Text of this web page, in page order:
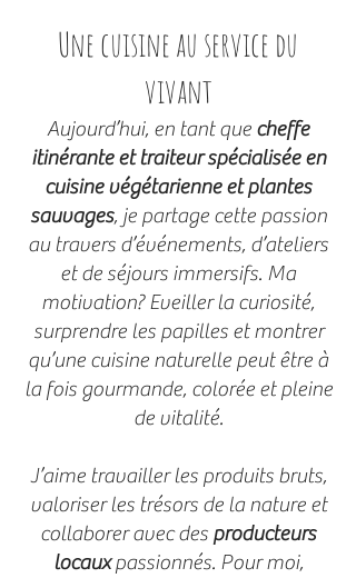
Une cuisine au service du
vivant
Aujourd’hui, en tant que cheffe
itinérante et traiteur spécialisée en
cuisine végétarienne et plantes
sauvages, je partage cette passion
au travers d’événements, d’ateliers
et de séjours immersifs. Ma
motivation? Eveiller la curiosité,
surprendre les papilles et montrer
qu’une cuisine naturelle peut être à
la fois gourmande, colorée et pleine
de vitalité.
J’aime travailler les produits bruts,
valoriser les trésors de la nature et
collaborer avec des producteurs
locauxpassionnés. Pour moi,